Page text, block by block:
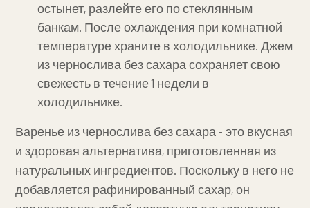
остынет, разлейте его по стеклянным
банкам. После охлаждения при комнатной
температуре храните в холодильнике. Джем
из чернослива без сахара сохраняет свою
свежесть в течение 1 недели в
холодильнике.
Варенье из чернослива без сахара - это вкусная
и здоровая альтернатива, приготовленная из
натуральных ингредиентов. Поскольку в него не
добавляется рафинированный сахар, он